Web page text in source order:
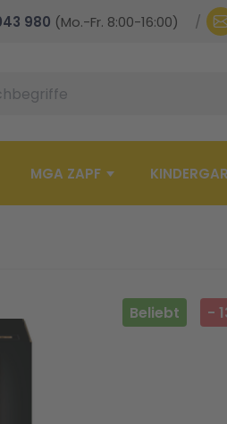
980 (Mo.-Fr. 8:00-16:00)
MGA ZAPF
Beliebt -